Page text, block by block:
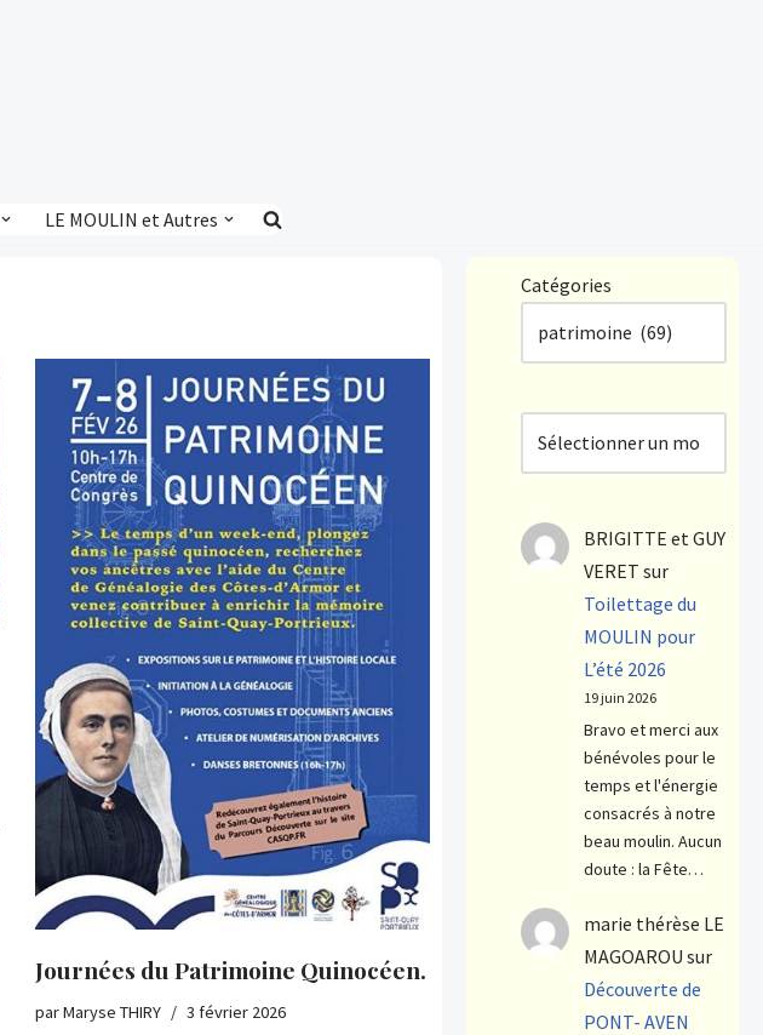
LE MOULIN et Autres
Journées du Patrimoine Quinocéen.
parMaryse THIRY 3 février 2026
Catégories
BRIGITTE et GUY
VERET sur
Toilettage du
MOULIN pour
L’été 2026
19 juin 2026
Bravo et merci aux
bénévoles pour le
temps et l'énergie
consacrés à notre
beau moulin. Aucun
doute : la Fête…
marie thérèse LE
MAGOAROU sur
Découverte de
PONT- AVEN